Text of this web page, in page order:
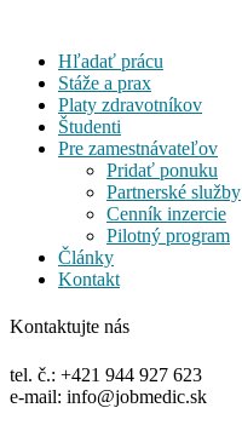
Hľadať prácu
Stáže a prax
Platy zdravotníkov
Študenti
Pre zamestnávateľov
Pridať ponuku
Partnerské služby
Cenník inzercie
Pilotný program
Články
Kontakt
Kontaktujte nás
tel. č.: +421 944 927 623
e-mail: info@jobmedic.sk